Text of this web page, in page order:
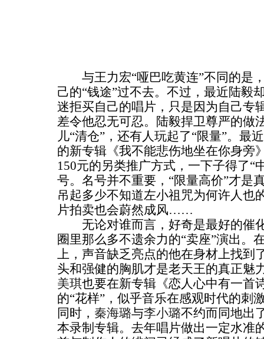
与王力宏“哑巴吃黄连”不同的是
己的“钱途”过不去。不过，最近陆毅
迷拒买自己的唱片，只是因为自己专
差令他忍无可忍。陆毅捍卫尊严的做
儿“清仓”，还有人玩起了“限量”。最
的新专辑《我不能悲伤地坐在你身旁
150元的另类推广方式，一下子得了“
号。名号并不重要，“限量高价”才是
吊起多少不知道左小祖咒为何许人也
片拍卖也会蔚然成风……
无论对谁而言，好奇是最好的催
圈里那么多不遗余力的“卖座”演出。
上，声音缺乏亮点的他在身材上找到
头和强健的胸肌才是老天王的真正魅
美琪也要在新专辑《恋人心中有一首
的“花样”，似乎音乐在感观时代的刺
同时， 秦海璐与李小璐不约而同地出
本录制专辑。去年唱片做出一定水准